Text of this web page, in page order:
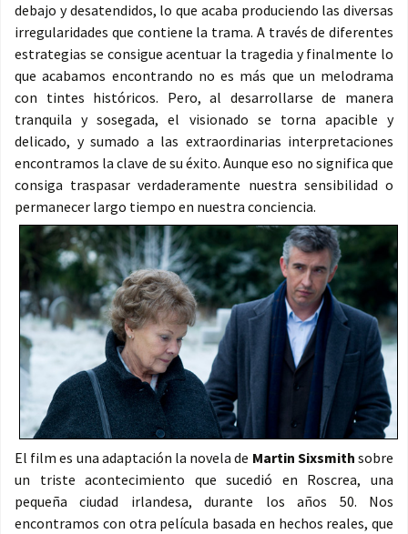
debajo y desatendidos, lo que acaba produciendo las diversas
irregularidades que contiene la trama. A través de diferentes
estrategias se consigue acentuar la tragedia y finalmente lo
que acabamos encontrando no es más que un melodrama
con tintes históricos. Pero, al desarrollarse de manera
tranquila y sosegada, el visionado se torna apacible y
delicado, y sumado a las extraordinarias interpretaciones
encontramos la clave de su éxito. Aunque eso no significa que
consiga traspasar verdaderamente nuestra sensibilidad o
permanecer largo tiempo en nuestra conciencia.
El film es una adaptación la novela de Martin Sixsmithsobre
un triste acontecimiento que sucedió en Roscrea, una
pequeña ciudad irlandesa, durante los años 50. Nos
encontramos con otra película basada en hechos reales, que